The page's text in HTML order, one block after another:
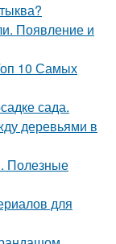
Появление и
10 Самых
сада.
деревьями в
Полезные
для